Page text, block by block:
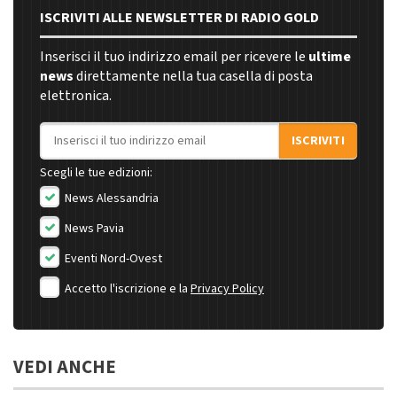
ISCRIVITI ALLE NEWSLETTER DI RADIO GOLD
Inserisci il tuo indirizzo email per ricevere le ultime
newsdirettamente nella tua casella di posta
elettronica.
Indirizzo email
ISCRIVITI
Scegli le tue edizioni:
News Alessandria
News Pavia
Eventi Nord-Ovest
Accetto l'iscrizione e la Privacy Policy
VEDI ANCHE